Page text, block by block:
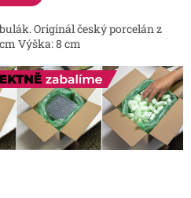
Originál český porcelán z
Výška: 8 cm